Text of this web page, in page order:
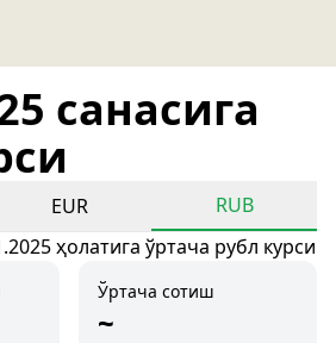
санасига
EUR
RUB
ҳолатига ўртача рубл курси
Ўртача сотиш
~